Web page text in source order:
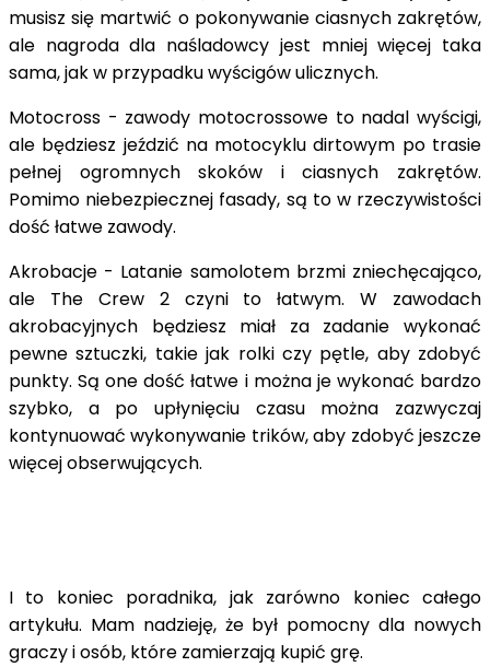
musisz się martwić o pokonywanie ciasnych zakrętów,
ale nagroda dla naśladowcy jest mniej więcej taka
sama, jak w przypadku wyścigów ulicznych.
Motocross - zawody motocrossowe to nadal wyścigi,
ale będziesz jeździć na motocyklu dirtowym po trasie
pełnej ogromnych skoków i ciasnych zakrętów.
Pomimo niebezpiecznej fasady, są to w rzeczywistości
dość łatwe zawody.
Akrobacje - Latanie samolotem brzmi zniechęcająco,
ale The Crew 2 czyni to łatwym. W zawodach
akrobacyjnych będziesz miał za zadanie wykonać
pewne sztuczki, takie jak rolki czy pętle, aby zdobyć
punkty. Są one dość łatwe i można je wykonać bardzo
szybko, a po upłynięciu czasu można zazwyczaj
kontynuować wykonywanie trików, aby zdobyć jeszcze
więcej obserwujących.
I to koniec poradnika, jak zarówno koniec całego
artykułu. Mam nadzieję, że był pomocny dla nowych
graczy i osób, które zamierzają kupić grę.